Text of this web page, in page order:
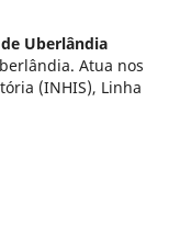
Uberlândia
Atua nos
(INHIS), Linha